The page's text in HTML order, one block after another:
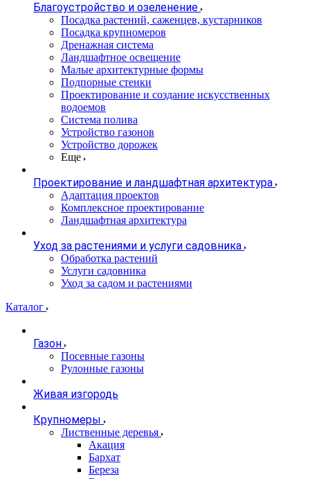
Благоустройство и озеленение
Посадка растений, саженцев, кустарников
Посадка крупномеров
Дренажная система
Ландшафтное освещение
Малые архитектурные формы
Подпорные стенки
Проектирование и создание искусственных
водоемов
Система полива
Устройство газонов
Устройство дорожек
Еще
Проектирование и ландшафтная архитектура
Адаптация проектов
Комплексное проектирование
Ландшафтная архитектура
Уход за растениями и услуги садовника
Обработка растений
Услуги садовника
Уход за садом и растениями
Каталог
Газон
Посевные газоны
Рулонные газоны
Живая изгородь
Крупномеры
Лиственные деревья
Акация
Бархат
Береза